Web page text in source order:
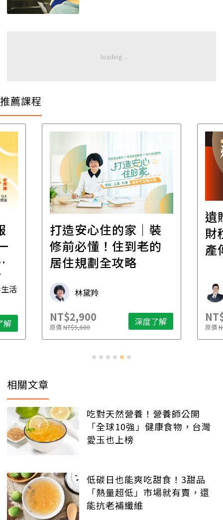
推薦課程
活
解
打造安心住的家｜裝
修前必懂！住到老的
居住規劃全攻略
林黛羚
NT$2,900
原價NT$5,600 深度了解
遺
財
產
原價
相關文章
吃對天然營養！營養師公開
「全球10強」健康食物，台灣
愛玉也上榜
低碳日也能爽吃甜食！3甜品
「熱量超低」市場就有賣，還
能抗老補纖維